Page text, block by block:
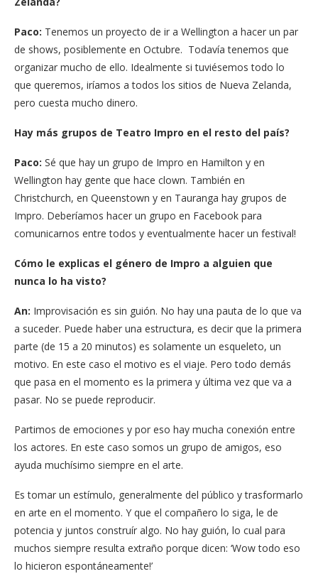
Paco: Tenemos un proyecto de ir a Wellington a hacer un par
de shows, posiblemente en Octubre. Todavía tenemos que
organizar mucho de ello. Idealmente si tuviésemos todo lo
que queremos, iríamos a todos los sitios de Nueva Zelanda,
pero cuesta mucho dinero.
Hay más grupos de Teatro Impro en el resto del país?
Paco: Sé que hay un grupo de Impro en Hamilton y en
Wellington hay gente que hace clown. También en
Christchurch, en Queenstown y en Tauranga hay grupos de
Impro. Deberíamos hacer un grupo en Facebook para
comunicarnos entre todos y eventualmente hacer un festival!
Cómo le explicas el género de Impro a alguien que
nunca lo ha visto?
An: Improvisación es sin guión. No hay una pauta de lo que va
a suceder. Puede haber una estructura, es decir que la primera
parte (de 15 a 20 minutos) es solamente un esqueleto, un
motivo. En este caso el motivo es el viaje. Pero todo demás
que pasa en el momento es la primera y última vez que va a
pasar. No se puede reproducir.
Partimos de emociones y por eso hay mucha conexión entre
los actores. En este caso somos un grupo de amigos, eso
ayuda muchísimo siempre en el arte.
Es tomar un estímulo, generalmente del público y trasformarlo
en arte en el momento. Y que el compañero lo siga, le de
potencia y juntos construír algo. No hay guión, lo cual para
muchos siempre resulta extraño porque dicen: ‘Wow todo eso
lo hicieron espontáneamente!’